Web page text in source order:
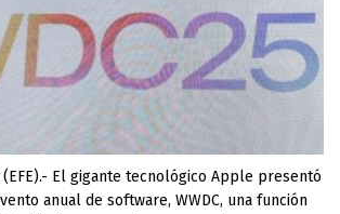
(EFE).- El gigante tecnológico Apple presentó
anual de software, WWDC, una función